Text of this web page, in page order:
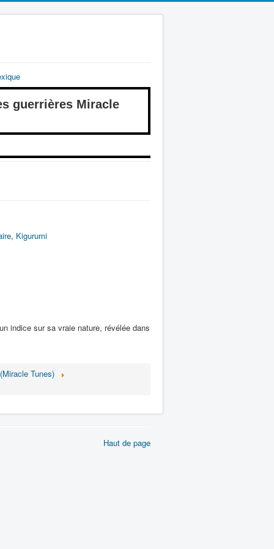
guerrières Miracle
, Kigurumi
indice sur sa vraie nature, révélée dans
Tunes)
Haut de page